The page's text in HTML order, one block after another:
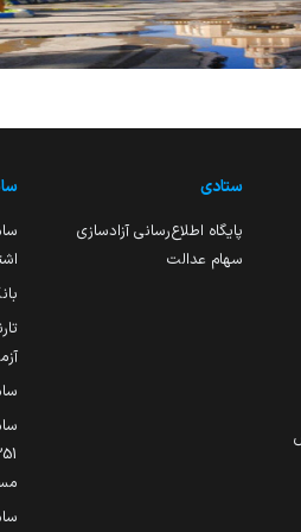
ستادی
پایگاه اطلاع‌رسانی آزادسازی
سهام عدالت